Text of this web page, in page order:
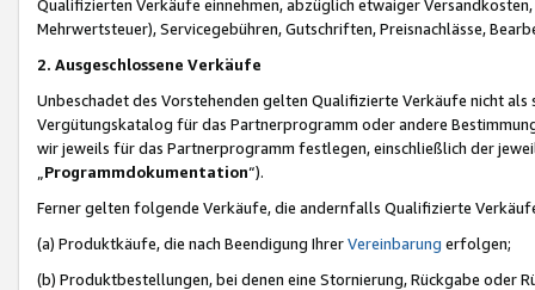
Qualifizierten Verkäufe einnehmen, abzüglich etwaiger
Mehrwertsteuer), Servicegebühren, Gutschriften, Preisnachlässe,
2. Ausgeschlossene Verkäufe
Unbeschadet des Vorstehenden gelten Qualifizierte Verkäufe nicht
Vergütungskatalog für das Partnerprogramm oder andere
wir jeweils für das Partnerprogramm festlegen, einschließlich der
Programmdokumentation“).
Ferner gelten folgende Verkäufe, die andernfalls Qualifizierte
(a) Produktkäufe, die nach Beendigung IhrerVereinbarung erfolgen;
(b) Produktbestellungen, bei denen eine Stornierung, Rückgabe oder